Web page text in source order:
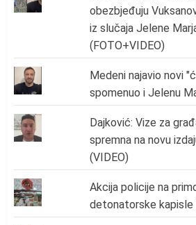
obezbjeđuju
iz slučaja Jelene
(FOTO+VIDEO)
Medeni najavio novi
spomenuo i Jelenu
Dajković: Vize za
spremna na novu
(VIDEO)
Akcija policije na
detonatorske kapisle